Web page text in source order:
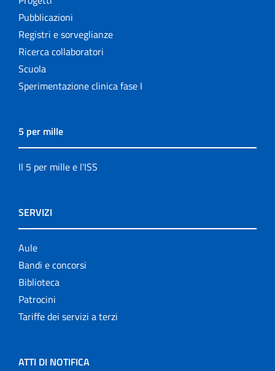
Pubblicazioni
Registri e sorveglianze
Ricerca collaboratori
Scuola
Sperimentazione clinica fase I
5 per mille
Il 5 per mille e l'ISS
SERVIZI
Aule
Bandi e concorsi
Biblioteca
Patrocini
Tariffe dei servizi a terzi
ATTI DI NOTIFICA